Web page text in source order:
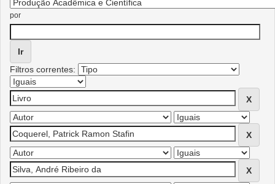
por
Filtros correntes: